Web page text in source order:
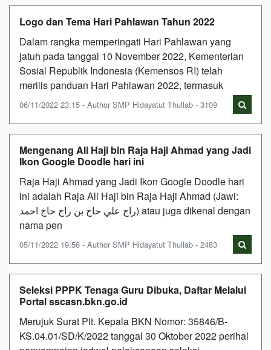
Logo dan Tema Hari Pahlawan Tahun 2022
Dalam rangka memperingati Hari Pahlawan yang
jatuh pada tanggal 10 November 2022, Kementerian
Sosial Republik Indonesia (Kemensos RI) telah
merilis panduan Hari Pahlawan 2022, termasuk
06/11/2022 23:15 - Author SMP Hidayatut Thullab - 3109
Mengenang Ali Haji bin Raja Haji Ahmad yang Jadi
Ikon Google Doodle hari ini
Raja Haji Ahmad yang Jadi Ikon Google Doodle hari
ini adalah Raja Ali Haji bin Raja Haji Ahmad (Jawi:
راج علي حاج بن راج حاج احمد) atau juga dikenal dengan
nama pen
05/11/2022 19:56 - Author SMP Hidayatut Thullab - 2483
Seleksi PPPK Tenaga Guru Dibuka, Daftar Melalui
Portal sscasn.bkn.go.id
Merujuk Surat Plt. Kepala BKN Nomor: 35846/B-
KS.04.01/SD/K/2022 tanggal 30 Oktober 2022 perihal